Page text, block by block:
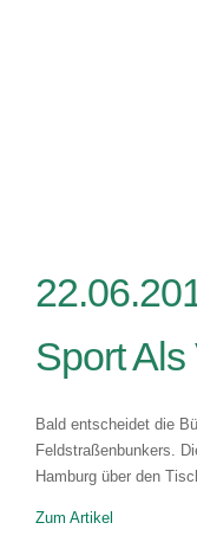
Sport Als
Bald entscheidet die
Feldstraßenbunkers.
Hamburg über den
Zum Artikel